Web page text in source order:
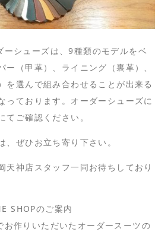
シューズは、9種類のモデルをベ
ー（甲革）、ライニング（裏革）、
を選んで組み合わせることが出来る
っております。オーダーシューズに
てご確認ください。
、ぜひお立ち寄り下さい。
天神店スタッフ一同お待ちしており
SHOPのご案内
作りいただいたオーダースーツの